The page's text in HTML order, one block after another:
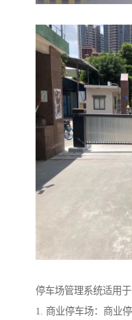
停车场管理系统适用于
1. 商业停车场：商业